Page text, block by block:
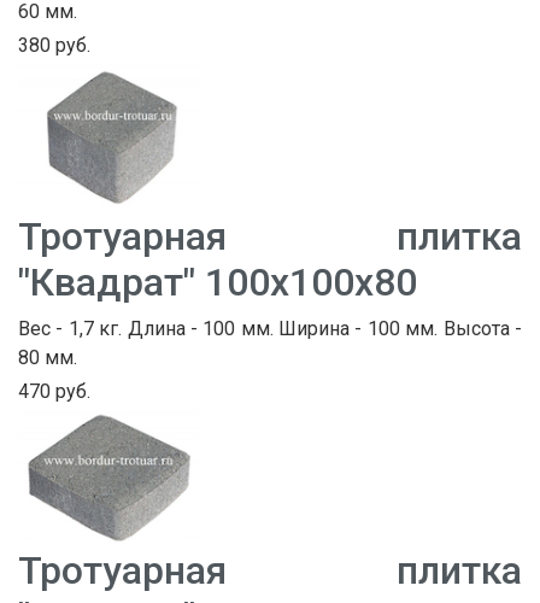
60 мм.
380 руб.
Тротуарная плитка
"Квадрат" 100х100х80
Вес - 1,7 кг. Длина - 100 мм. Ширина - 100 мм. Высота -
80 мм.
470 руб.
Тротуарная плитка